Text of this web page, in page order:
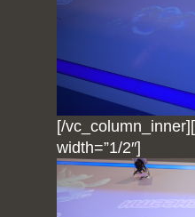
[/
width=”1/2″]